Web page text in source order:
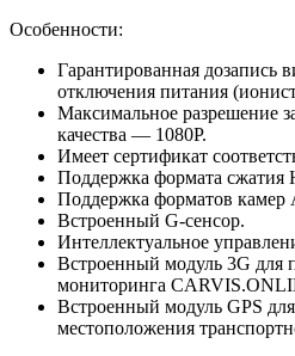
Особенности:
Гарантированная дозапись
отключения питания
Максимальное разрешение
качества — 1080P.
Имеет сертификат
Поддержка формата сжатия
Поддержка форматов
Встроенный G-сенсор.
Интеллектуальное
Встроенный модуль 3G для
мониторинга
Встроенный модуль GPS
местоположения